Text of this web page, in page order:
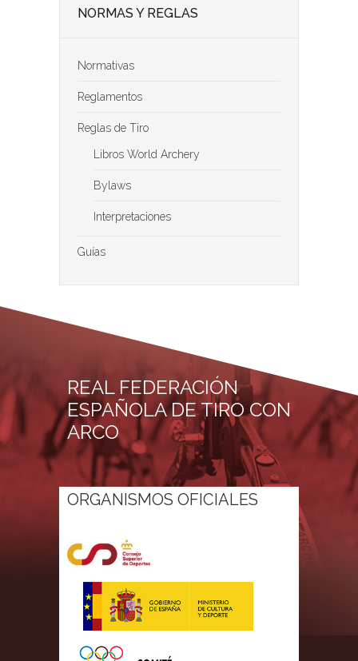
NORMAS Y REGLAS
Normativas
Reglamentos
Reglas de Tiro
Libros World Archery
Bylaws
Interpretaciones
Guías
REAL FEDERACIÓN
ESPAÑOLA DE TIRO CON
ARCO
ORGANISMOS OFICIALES